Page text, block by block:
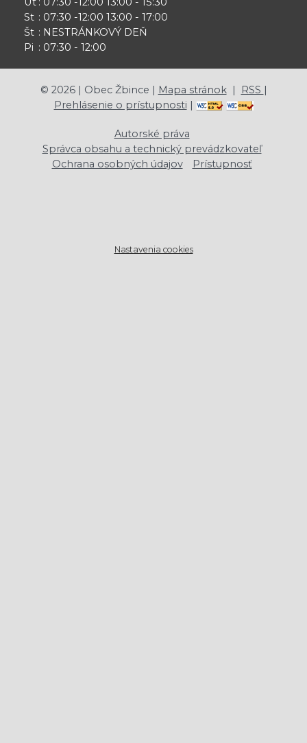
St
Št
Pi
: 07:30 -12:00 13:00 - 17:00
: NESTRÁNKOVÝ DEŇ
: 07:30 - 12:00
© 2026| Obec Žbince | Mapa stránok| RSS |
Prehlásenie o prístupnosti |
Autorské práva
Správca obsahu a technický prevádzkovateľ
Ochrana osobných údajov
Prístupnosť
Nastavenia cookies